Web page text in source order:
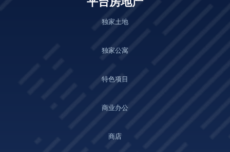
独家土地
独家公寓
特色项目
商业办公
商店